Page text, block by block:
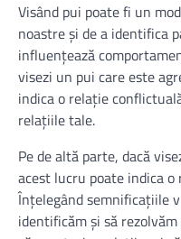
Visând pui poate fi un
noastre și de a identifica
influențează
visezi un pui care este
indica o relație
relațiile tale.
Pe de altă parte, dacă
acest lucru poate indica
Înțelegând semnificațiile
identificăm și să